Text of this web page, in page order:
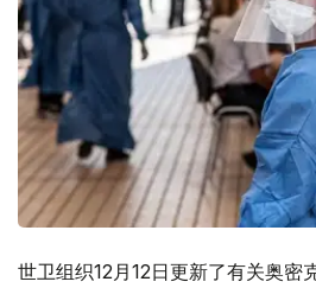
世卫组织12月12日更新了有关奥密